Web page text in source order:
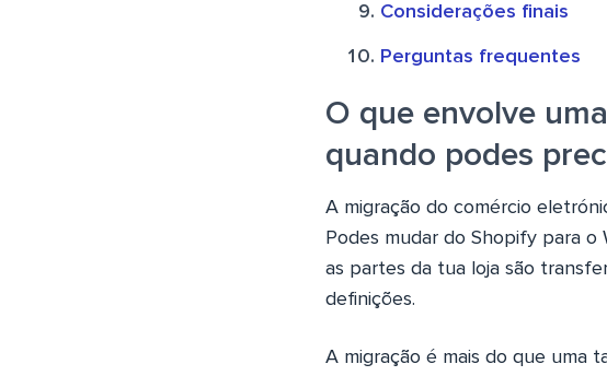
Considerações finais
Perguntas frequentes
O que envolve
quando podes
A migração do comércio
Podes mudar do Shopify para o
as partes da tua loja são
definições.
A migração é mais do que uma